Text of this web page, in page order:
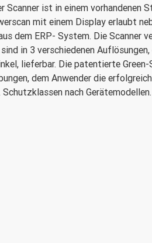
ist in einem vorhandenen
mit einem Display erlaubt
dem ERP- System. Die Scanner
in 3 verschiedenen Auflösungen,
lieferbar. Die patentierte
dem Anwender die
nach Gerätemodellen.
D: IP64.